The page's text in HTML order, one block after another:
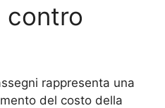
contro
rappresenta una
del costo della